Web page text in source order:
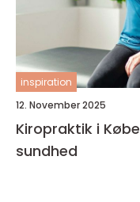
inspiration
12. November 2025
Kiropraktik i
sundhed